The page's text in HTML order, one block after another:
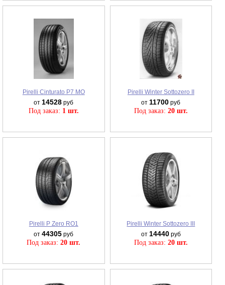
Pirelli Cinturato P7 MO
от 14528 руб
Под заказ: 1 шт.
Pirelli Winter Sottozero II
от 11700 руб
Под заказ: 20 шт.
Pirelli P Zero RO1
от44305 руб
Под заказ:20 шт.
Pirelli Winter Sottozero III
от 14440руб
Под заказ: 20 шт.